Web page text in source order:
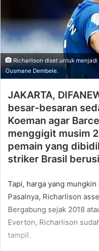
Richarlison diset untuk
Ousmane Dembele.
JAKARTA,
besar-besaran
Koeman agar
menggigit musim
pemain yang
striker Brasil
Tapi, harga yang
Pasalnya, Richarlison
Bergabung sejak 2018
Everton, Richarlison
tampil.